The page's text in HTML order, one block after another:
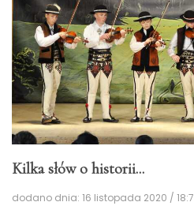
Kilka słów o historii...
dodano dnia: 16 listopada 2020 / 18:7